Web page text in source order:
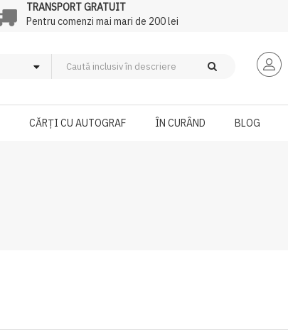
TRANSPORT GRATUIT
Pentru comenzi mai mari de 200 lei
CĂRȚI CU AUTOGRAF ÎN CURÂND BLOG